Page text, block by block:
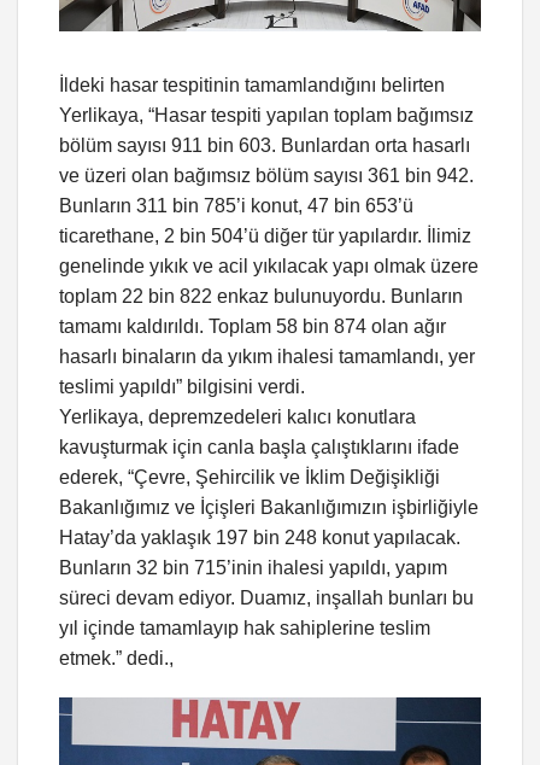
İldeki hasar tespitinin tamamlandığını belirten
Yerlikaya, “Hasar tespiti yapılan toplam bağımsız
bölüm sayısı 911 bin 603. Bunlardan orta hasarlı
ve üzeri olan bağımsız bölüm sayısı 361 bin 942.
Bunların 311 bin 785’i konut, 47 bin 653’ü
ticarethane, 2 bin 504’ü diğer tür yapılardır. İlimiz
genelinde yıkık ve acil yıkılacak yapı olmak üzere
toplam 22 bin 822 enkaz bulunuyordu. Bunların
tamamı kaldırıldı. Toplam 58 bin 874 olan ağır
hasarlı binaların da yıkım ihalesi tamamlandı, yer
teslimi yapıldı” bilgisini verdi.
Yerlikaya, depremzedeleri kalıcı konutlara
kavuşturmak için canla başla çalıştıklarını ifade
ederek, “Çevre, Şehircilik ve İklim Değişikliği
Bakanlığımız ve İçişleri Bakanlığımızın işbirliğiyle
Hatay’da yaklaşık 197 bin 248 konut yapılacak.
Bunların 32 bin 715’inin ihalesi yapıldı, yapım
süreci devam ediyor. Duamız, inşallah bunları bu
yıl içinde tamamlayıp hak sahiplerine teslim
etmek.” dedi.,